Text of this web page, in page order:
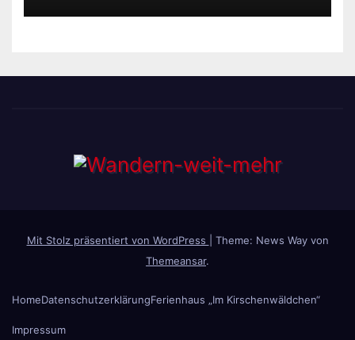
Mit Stolz präsentiert von WordPress
Theme: News Way von
Themeansar.
HomeDatenschutzerklärungFerienhaus „Im Kirschenwäldchen“
Impressum